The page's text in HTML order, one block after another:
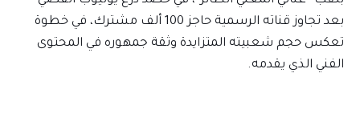
بعد تجاوز قناته الرسمية حاجز 100 ألف مشترك، في خطوة
تعكس حجم شعبيته المتزايدة وثقة جمهوره في المحتوى
الفني الذي يقدمه.